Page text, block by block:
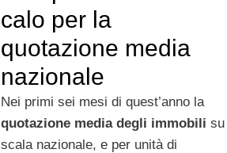
calo per la
quotazione media
nazionale
Nei primi sei mesi di quest’anno la
quotazione media degli immobili su
scala nazionale, e per unità di